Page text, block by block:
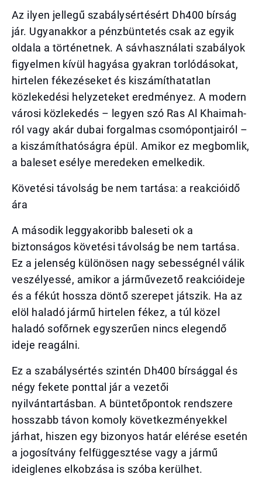
Az ilyen jellegű szabálysértésért Dh400 bírság
jár. Ugyanakkor a pénzbüntetés csak az egyik
oldala a történetnek. A sávhasználati szabályok
figyelmen kívül hagyása gyakran torlódásokat,
hirtelen fékezéseket és kiszámíthatatlan
közlekedési helyzeteket eredményez. A modern
városi közlekedés – legyen szó Ras Al Khaimah-
ról vagy akár dubai forgalmas csomópontjairól –
a kiszámíthatóságra épül. Amikor ez megbomlik,
a baleset esélye meredeken emelkedik.
Követési távolság be nem tartása: a reakcióidő
ára
A második leggyakoribb baleseti ok a
biztonságos követési távolság be nem tartása.
Ez a jelenség különösen nagy sebességnél válik
veszélyessé, amikor a járművezető reakcióideje
és a fékút hossza döntő szerepet játszik. Ha az
elöl haladó jármű hirtelen fékez, a túl közel
haladó sofőrnek egyszerűen nincs elegendő
ideje reagálni.
Ez a szabálysértés szintén Dh400 bírsággal és
négy fekete ponttal jár a vezetői
nyilvántartásban. A büntetőpontok rendszere
hosszabb távon komoly következményekkel
járhat, hiszen egy bizonyos határ elérése esetén
a jogosítvány felfüggesztése vagy a jármű
ideiglenes elkobzása is szóba kerülhet.